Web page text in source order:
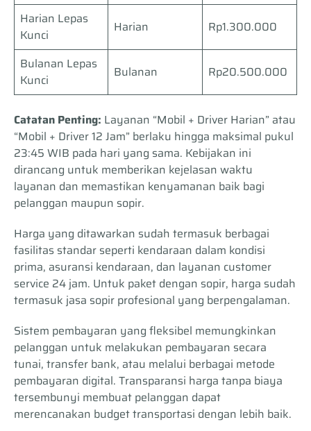
Harian Lepas
Kunci
Harian Rp1.300.000
Bulanan Lepas
Kunci
Bulanan Rp20.500.000
Catatan Penting: Layanan “Mobil + Driver Harian” atau
“Mobil + Driver 12 Jam” berlaku hingga maksimal pukul
23:45 WIB pada hari yang sama. Kebijakan ini
dirancang untuk memberikan kejelasan waktu
layanan dan memastikan kenyamanan baik bagi
pelanggan maupun sopir.
Harga yang ditawarkan sudah termasuk berbagai
fasilitas standar seperti kendaraan dalam kondisi
prima, asuransi kendaraan, dan layanan customer
service 24 jam. Untuk paket dengan sopir, harga sudah
termasuk jasa sopir profesional yang berpengalaman.
Sistem pembayaran yang fleksibel memungkinkan
pelanggan untuk melakukan pembayaran secara
tunai, transfer bank, atau melalui berbagai metode
pembayaran digital. Transparansi harga tanpa biaya
tersembunyi membuat pelanggan dapat
merencanakan budget transportasi dengan lebih baik.